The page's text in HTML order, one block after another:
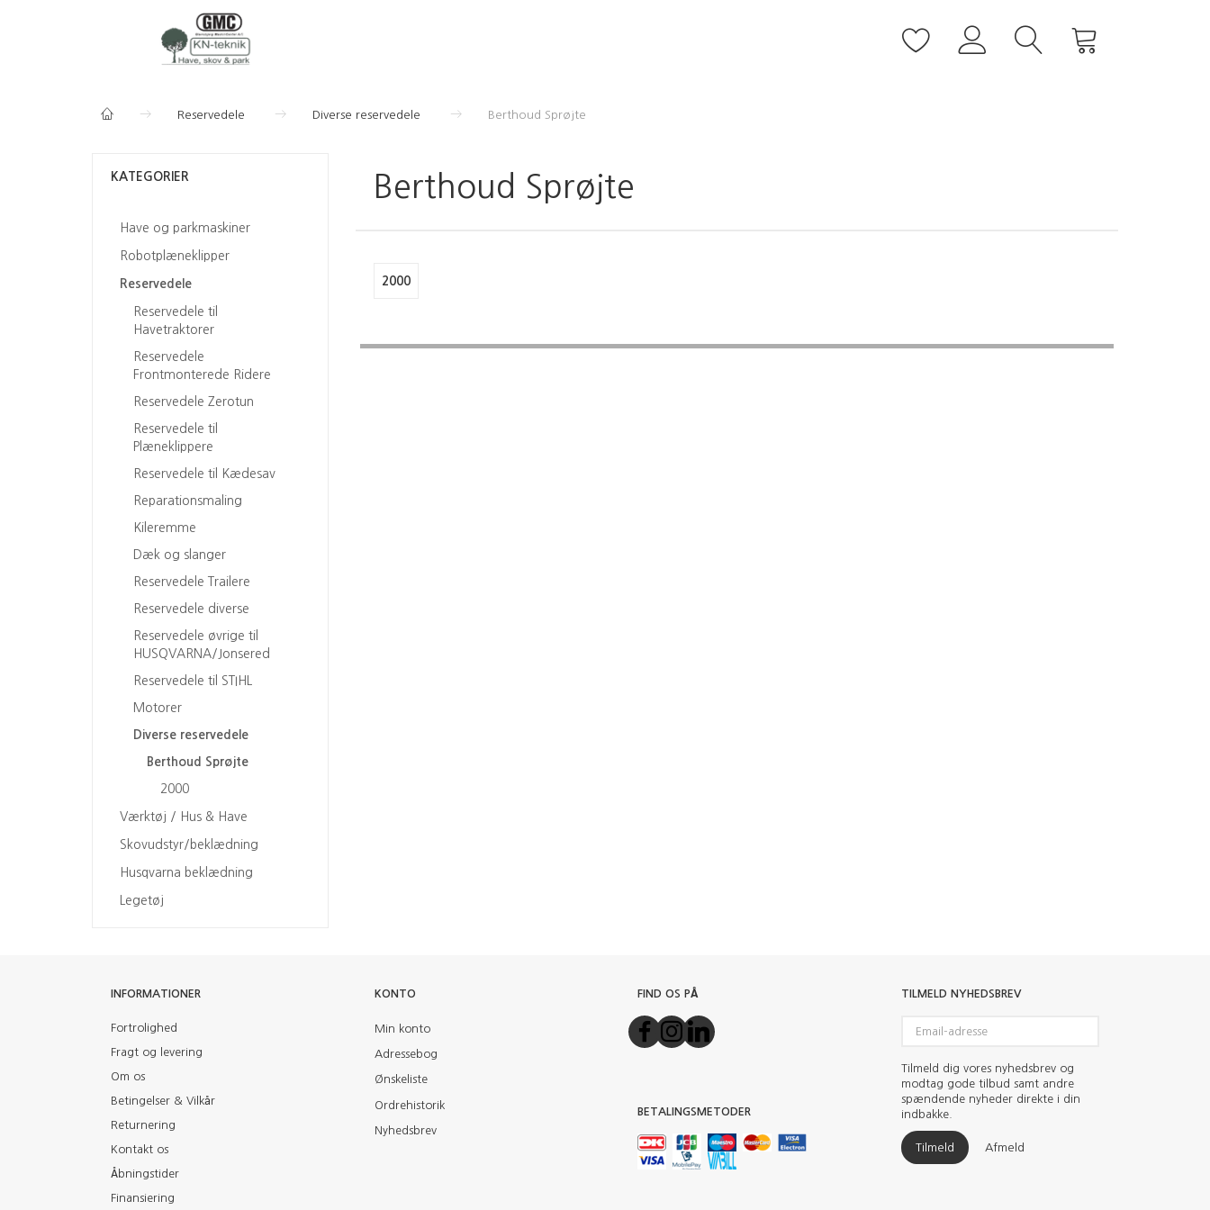
Reservedele Diverse reservedele Berthoud Sprøjte
KATEGORIER
Have og parkmaskiner
Robotplæneklipper
Reservedele
Reservedele til
Havetraktorer
Reservedele
Frontmonterede Ridere
Reservedele Zerotun
Reservedele til
Plæneklippere
Reservedele til Kædesav
Reparationsmaling
Kileremme
Dæk og slanger
Reservedele Trailere
Reservedele diverse
Reservedele øvrige til
HUSQVARNA/Jonsered
Reservedele til STIHL
Motorer
Diverse reservedele
Berthoud Sprøjte
2000
Værktøj / Hus & Have
Skovudstyr/beklædning
Husqvarna beklædning
Legetøj
Berthoud Sprøjte
2000
INFORMATIONER
Fortrolighed
Fragt og levering
Om os
Betingelser & Vilkår
Returnering
Kontakt os
Åbningstider
Finansiering
KONTO
Min konto
Adressebog
Ønskeliste
Ordrehistorik
Nyhedsbrev
FIND OS PÅ
BETALINGSMETODER
TILMELD NYHEDSBREV
adresse
Tilmeld dig vores nyhedsbrev og
modtag gode tilbud samt andre
spændende nyheder direkte i din
indbakke.
Tilmeld Afmeld